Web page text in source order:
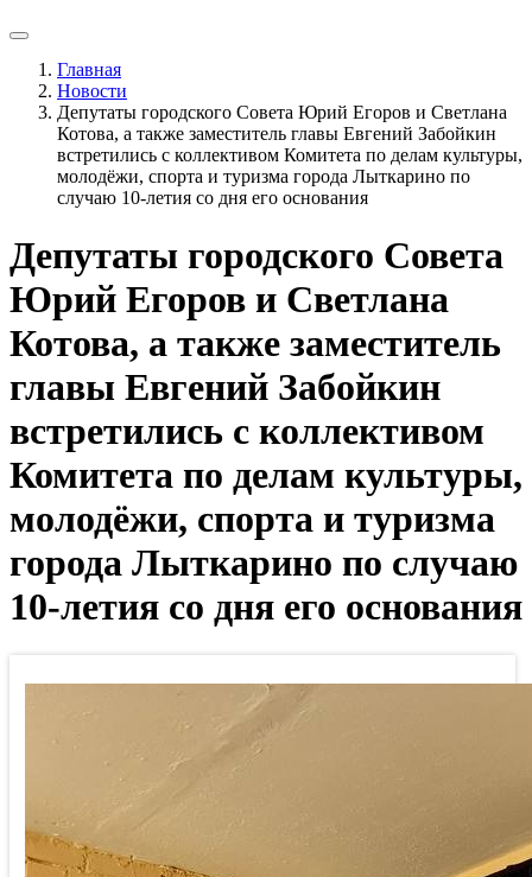
Главная
Новости
Депутаты городского Совета Юрий Егоров и Светлана
Котова, а также заместитель главы Евгений Забойкин
встретились с коллективом Комитета по делам культуры,
молодёжи, спорта и туризма города Лыткарино по
случаю 10-летия со дня его основания
Депутаты городского Совета
Юрий Егоров и Светлана
Котова, а также заместитель
главы Евгений Забойкин
встретились с коллективом
Комитета по делам культуры,
молодёжи, спорта и туризма
города Лыткарино по случаю
10-летия со дня его основания